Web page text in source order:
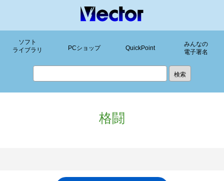
ソフト
ライブラリ
PCショップ QuickPoint
みんなの
電子署名
格闘